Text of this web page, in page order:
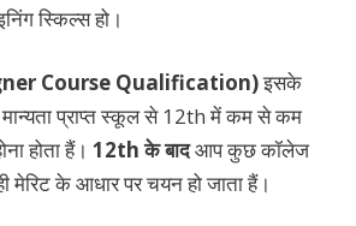
स्किल्स हो।
Course Qualification)इसके
प्राप्त स्कूल से 12th में कम से कम
होता हैं। 12th के बादआप कुछ कॉलेज
मेरिट के आधार पर चयन हो जाता हैं।